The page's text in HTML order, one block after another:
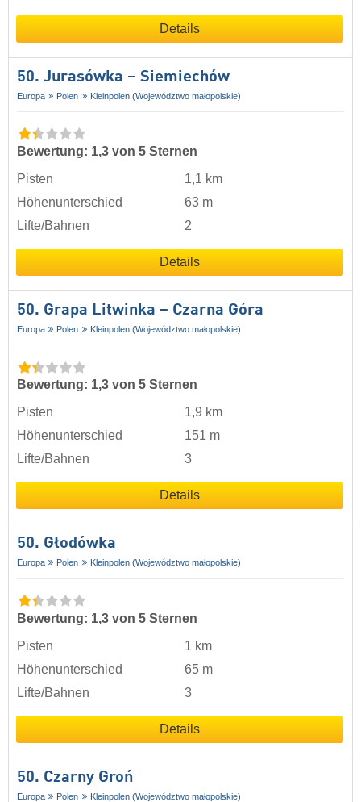
Details
50. Jurasówka – Siemiechów
Europa Polen Kleinpolen (Województwo małopolskie)
Bewertung: 1,3 von 5 Sternen
Pisten
1,1 km
Höhenunterschied
63 m
Lifte/Bahnen
2
Details
50. Grapa Litwinka – Czarna Góra
Europa Polen Kleinpolen (Województwo małopolskie)
Bewertung: 1,3 von 5 Sternen
Pisten
1,9 km
Höhenunterschied
151 m
Lifte/Bahnen
3
Details
50. Głodówka
Europa Polen Kleinpolen (Województwo małopolskie)
Bewertung: 1,3 von 5 Sternen
Pisten
1 km
Höhenunterschied
65 m
Lifte/Bahnen
3
Details
50. Czarny Groń
Europa Polen Kleinpolen (Województwo małopolskie)